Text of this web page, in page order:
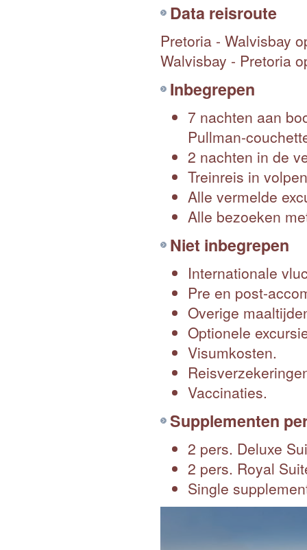
Data reisroute
Pretoria - Walvisbay
Walvisbay - Pretoria
Inbegrepen
7 nachten aan
Pullman-
2 nachten in de
Treinreis in
Alle vermelde
Alle bezoeken
Niet inbegrepen
Internationale
Pre en post-
Overige
Optionele
Visumkosten.
Vaccinaties.
Supplementen
2 pers. Deluxe
2 pers. Royal
Single